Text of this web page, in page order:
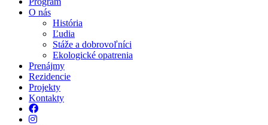
O nás
História
Ľudia
Stáže a dobrovoľníci
Ekologické opatrenia
Prenájmy
Rezidencie
Projekty
Kontakty
Facebook
Instagram